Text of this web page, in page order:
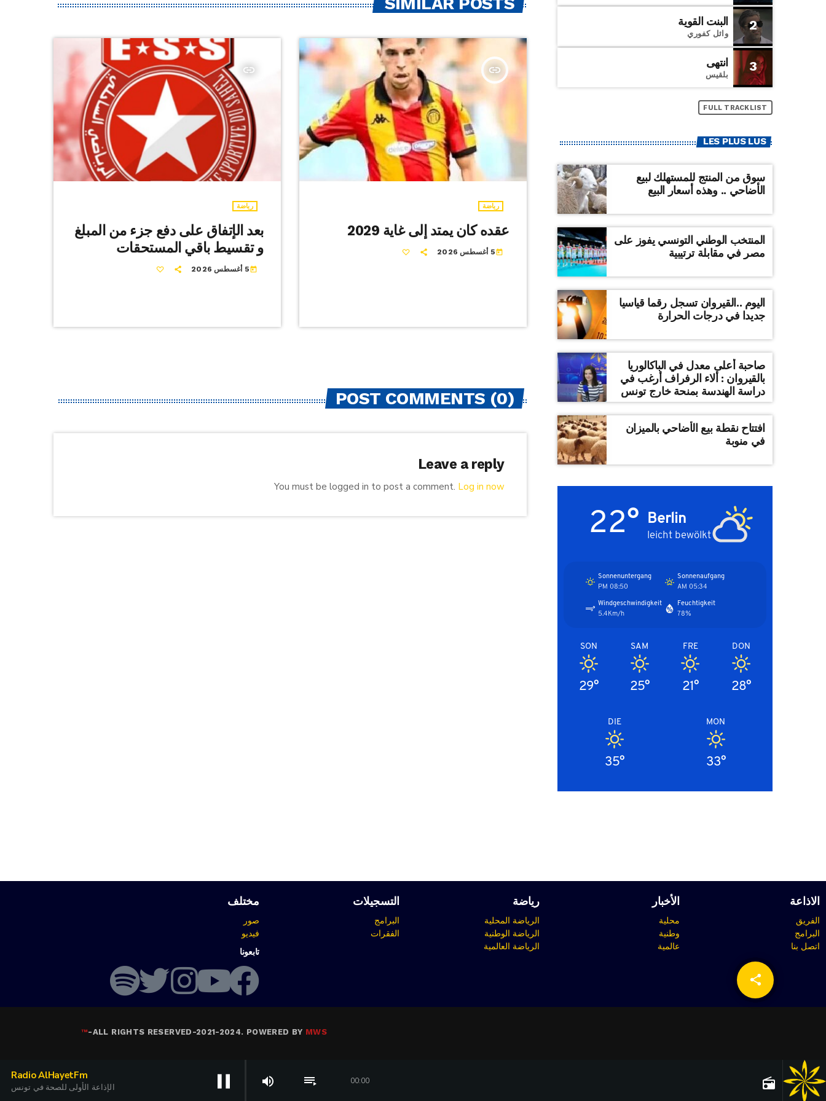
pause
Radio AlHayetFm
الإذاعة الأولى للصحة في تونس radio
00:00
playlist_play
volume_up
share
email
insert_link
رياضة
بعد الإتفاق على دفع جزء من المبلغ
و تقسيط باقي المستحقات
today 5 أغسطس 2026
insert_link
رياضة
عقده كان يمتد إلى غاية 2029
today 5 أغسطس 2026
POST COMMENTS (0)
Leave a reply
You must be logged in to post a comment. Log in now
2 البنت القوية
وائل كفوري
3 انتهى
بلقيس
FULL TRACKLIST
LES PLUS LUS
سوق من المنتج للمستهلك لبيع
الأضاحي .. وهذه أسعار البيع
المنتخب الوطني التونسي يفوز على
مصر في مقابلة ترتيبية
اليوم ..القيروان تسجل رقما قياسيا
جديدا في درجات الحرارة
صاحبة أعلى معدل في الباكالوريا
بالقيروان : ألاء الرفراف أرغب في
دراسة الهندسة بمنحة خارج تونس
افتتاح نقطة بيع الأضاحي بالميزان
في منوبة
Berlin
leicht bewölkt
22°
Sonnenaufgang
05:34 AM
Sonnenuntergang
08:50 PM
Feuchtigkeit
78%
Windgeschwindigkeit
5.4Km/h
DON
28°
FRE
21°
SAM
25°
SON
29°
MON
33°
DIE
35°
الاذاعة
الفريق
البرامج
اتصل بنا
الأخبار
محلية
وطنية
عالمية
رياضة
الرياضة المحلية
الرياضة الوطنية
الرياضة العالمية
التسجيلات
البرامج
الفقرات
مختلف
صور
فيديو
تابعونا
ALL RIGHTS RESERVED-2021-2024. POWERED BY MWS
-
™